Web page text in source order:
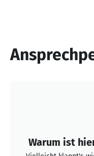
Warum ist